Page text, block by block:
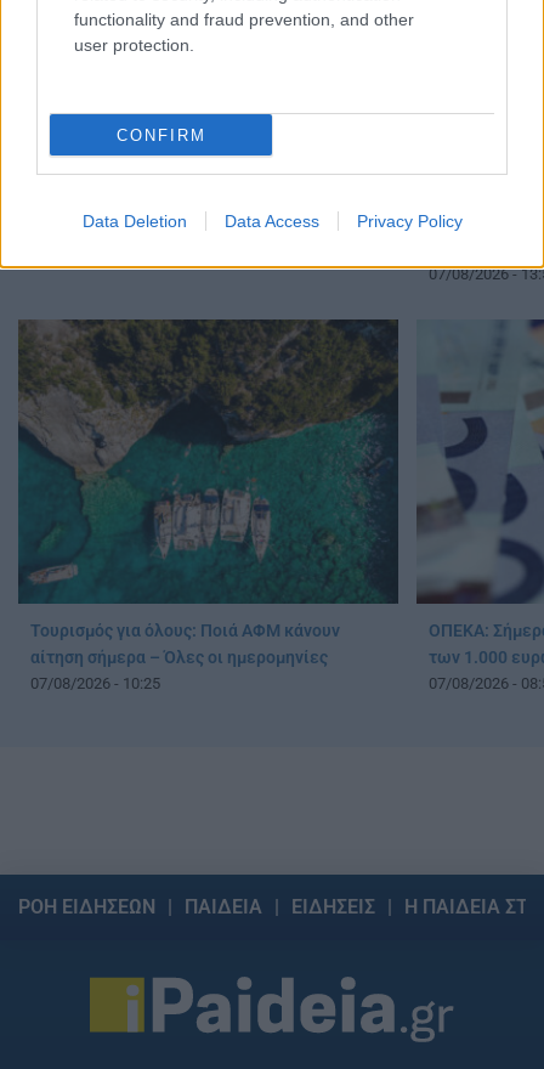
functionality and fraud prevention, and other
user protection.
CONFIRM
Data Deletion Data Access Privacy Policy
07/08/2026 - 15:54
πότε
07/08/2026 -
Τουρισμός για όλους: Ποιά ΑΦΜ κάνουν
αίτηση σήμερα – Όλες οι ημερομηνίες
07/08/2026 - 10:25
ΟΠΕΚΑ:
των 1.000
07/08/2026 -
ΡΟΗ ΕΙΔΗΣΕΩΝ ΠΑΙΔΕΙΑ ΕΙΔΗΣΕΙΣ Η ΠΑΙΔΕΙΑ